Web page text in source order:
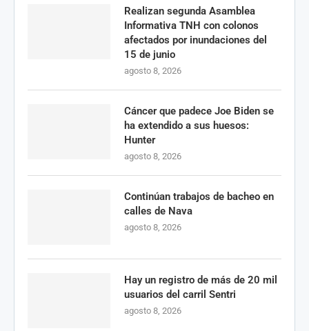
Realizan segunda Asamblea
Informativa TNH con colonos
afectados por inundaciones del
15 de junio
agosto 8, 2026
Cáncer que padece Joe Biden se
ha extendido a sus huesos:
Hunter
agosto 8, 2026
Continúan trabajos de bacheo en
calles de Nava
agosto 8, 2026
Hay un registro de más de 20 mil
usuarios del carril Sentri
agosto 8, 2026